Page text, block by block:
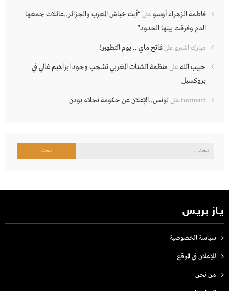
فاطمة الزهراء أوسو على“أيت خباش المغرب والجزائر..عائلات جمعها
الدم وفرقت بينها الحدود”
مبارك اشبرو علىفاتح ماي .. يوم التطهير!
حبيب الله علىمنظمة الشتات المغربي تشجب وجود ابراهيم غالي في
بروكسيل
toumart علىتونس..الإعلان عن حكومة نجلاء بودن
البحث
يـاز بريـس
سياسة الخصوصية
للإعلان في الموقع
من نحن